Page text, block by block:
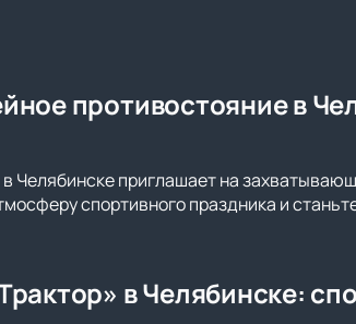
противостояние в
Челябинске приглашает на
спортивного праздника и
в Челябинске: